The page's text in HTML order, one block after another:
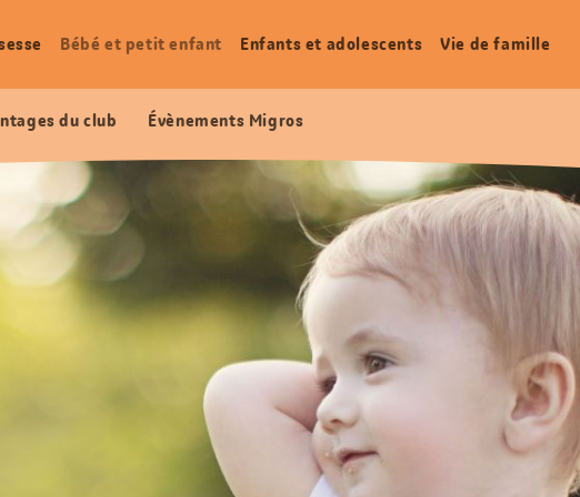
Bébé et petit enfant Enfants et adolescents Vie de famille
du club Évènements Migros